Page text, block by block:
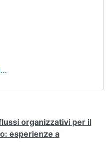
organizzativi per il
esperienze a